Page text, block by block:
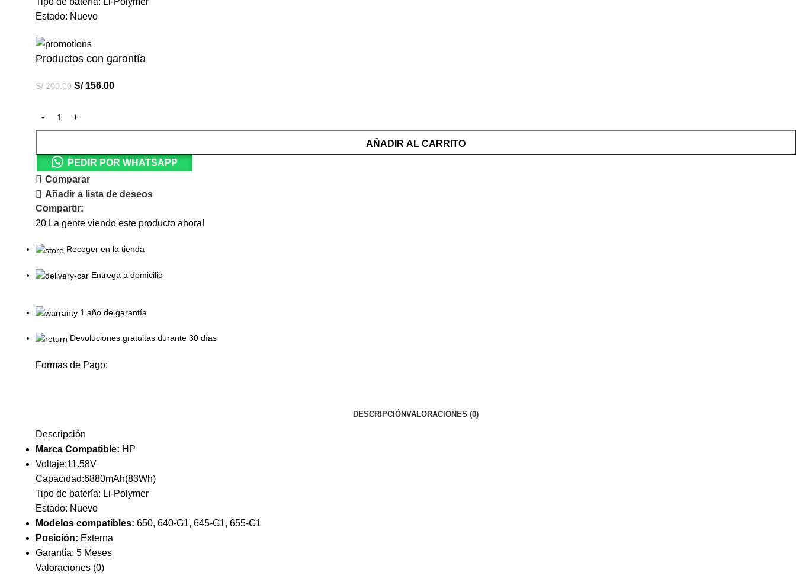
Estado: Nuevo
Productos con garantía
S/200.00 S/156.00
AÑADIR AL CARRITO
PEDIR POR WHATSAPP
Comparar
Añadir a lista de deseos
Compartir:
20 La gente viendo este producto ahora!
Recoger en la tienda
Entrega a domicilio
1 año de garantía
Devoluciones gratuitas durante 30 días
Formas de Pago:
DESCRIPCIÓNVALORACIONES (0)
Descripción
Marca Compatible: HP
Voltaje:11.58V
Capacidad:6880mAh(83Wh)
Tipo de batería: Li-Polymer
Estado: Nuevo
Modelos compatibles: 650, 640-G1, 645-G1, 655-G1
Posición: Externa
Garantía: 5 Meses
Valoraciones (0)